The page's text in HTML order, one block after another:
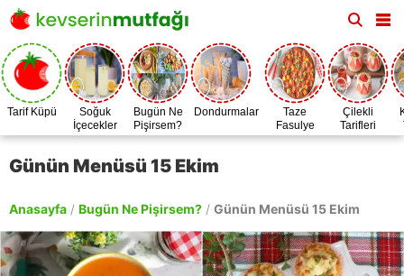
Tarif Küpü
Soğuk
İçecekler
Bugün Ne
Pişirsem?
Dondurmalar
Taze
Fasulye
Zamanı
Çilekli
Tarifleri
Günün Menüsü 15 Ekim
Anasayfa / Bugün Ne Pişirsem? / Günün Menüsü 15 Ekim